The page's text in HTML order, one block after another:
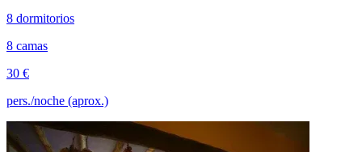
8 dormitorios
8 camas
30 €
pers./noche (aprox.)